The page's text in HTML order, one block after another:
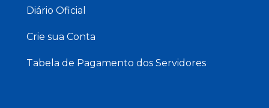
Diário Oficial
Crie sua Conta
Tabela de Pagamento dos Servidores